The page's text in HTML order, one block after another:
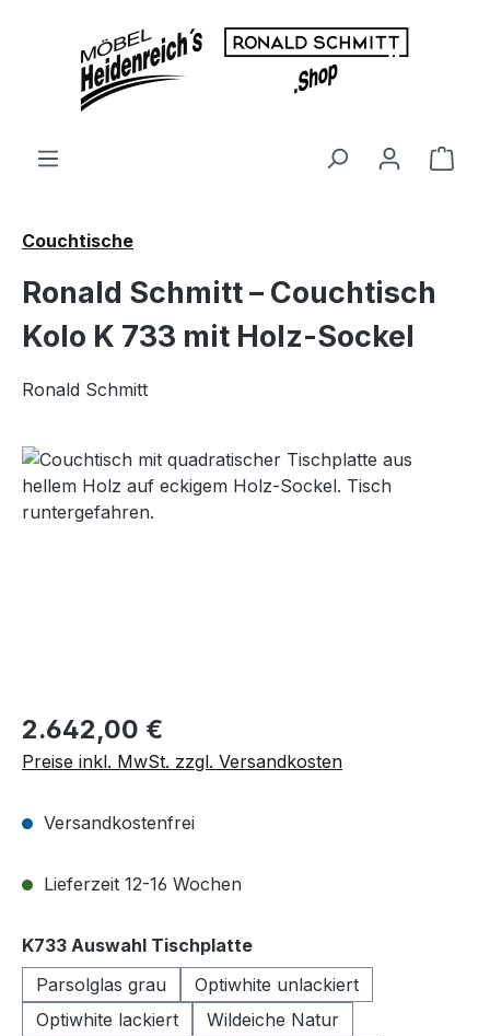
Zum Hauptinhalt springen
Couchtische
Ronald Schmitt – Couchtisch
Kolo K 733 mit Holz-Sockel
Ronald Schmitt
Bildergalerie überspringen
Regulärer Preis:
2.642,00 €
Preise inkl. MwSt. zzgl. Versandkosten
Versandkostenfrei
Lieferzeit 12-16 Wochen
K733 Auswahl Tischplatteauswählen
Parsolglas grau
Optiwhite unlackiert
Optiwhite lackiert
Wildeiche Natur